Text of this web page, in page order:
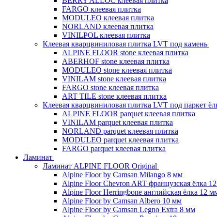
FARGO клеевая плитка
MODULEO клеевая плитка
NORLAND клеевая плитка
VINILPOL клеевая плитка
Клеевая кварцвиниловая плитка LVT под камень
ALPINE FLOOR stone клеевая плитка
ABERHOF stone клеевая плитка
MODULEO stone клеевая плитка
VINILAM stone клеевая плитка
FARGO stone клеевая плитка
ART TILE stone клеевая плитка
Клеевая кварцвиниловая плитка LVT под паркет
ALPINE FLOOR parquet клеевая плитка
VINILAM parquet клеевая плитка
NORLAND parquet клеевая плитка
MODULEO parquet клеевая плитка
FARGO parquet клеевая плитка
Ламинат
Ламинат ALPINE FLOOR Original
Alpine Floor by Camsan Milango 8 мм
Alpine Floor Chevron ART французская ёлка
Alpine Floor Herringbone английская ёлка 12
Alpine Floor by Camsan Albero 10 мм
Alpine Floor by Camsan Legno Extra 8 мм